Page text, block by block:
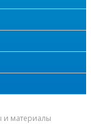
и материалы